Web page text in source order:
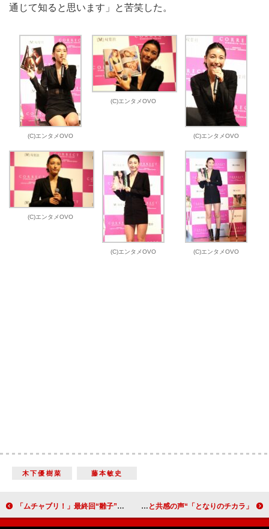
通じて知ると思います」と苦笑した。
(C)エンタメOVO
(C)エンタメOVO
(C)エンタメOVO
(C)エンタメOVO
(C)エンタメOVO (C)エンタメOVO
木下優樹菜 藤本敏史
「ムチャブリ！」最終回“雛子”高畑充希と“大牙”志尊淳のサービスカットに反響 「素で照れる志尊くんかわいかった」「撮影終了後のサプライズ最高でした」 「となりのチカラ」“灯”上戸彩が怒りの家出 “チカラ”松本潤への不満に「その気持ちよく分かる」と共感の声